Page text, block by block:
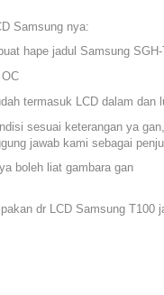
Samsung nya:
hape jadul Samsung SGH-
termasuk LCD dalam dan
sesuai keterangan ya
jawab kami sebagai
boleh liat gambara gan
dr LCD Samsung T100